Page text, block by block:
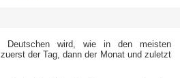
Deutschen wird, wie in den meisten
der Tag, dann der Monat und zuletzt